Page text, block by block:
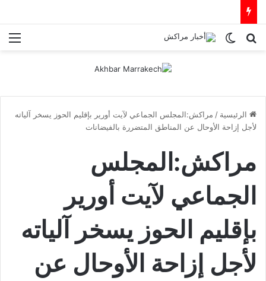
بحث عنالوضع المظلم
الرئيسية / مراكش:المجلس الجماعي لآيت أورير بإقليم الحوز يسخر آلياته
لأجل إزاحة الأوحال عن المناطق المتضررة بالفيضانات
مراكش:المجلس
الجماعي لآيت أورير
بإقليم الحوز يسخر آلياته
لأجل إزاحة الأوحال عن